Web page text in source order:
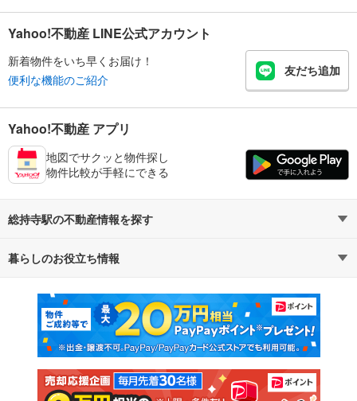
Yahoo!不動産 LINE公式アカウント
新着物件をいち早くお届け！
便利な機能のご紹介
友だち追加
Yahoo!不動産 アプリ
地図でサクッと物件探し
物件比較が手軽にできる
総持寺駅の不動産情報を探す
不動産・住宅
新築マンション 中古マンション
新築一戸建て 中古一戸建て
注文住宅 土地
暮らしのお役立ち情報
マンションカタログ 教えて！住まいの先生